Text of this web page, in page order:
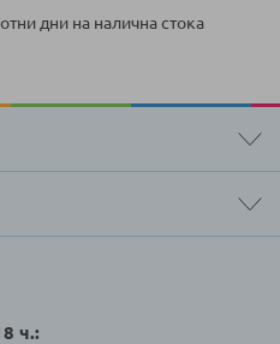
дни на налична стока
ч.: